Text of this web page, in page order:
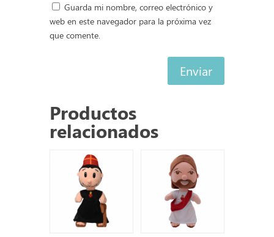
Guarda mi nombre, correo electrónico y
web en este navegador para la próxima vez
que comente.
Enviar
Productos
relacionados